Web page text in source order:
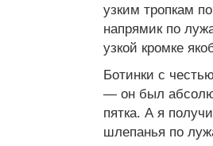
узким тропкам
напрямик по
узкой кромке
Ботинки с
— он был
пятка. А я
шлепанья по